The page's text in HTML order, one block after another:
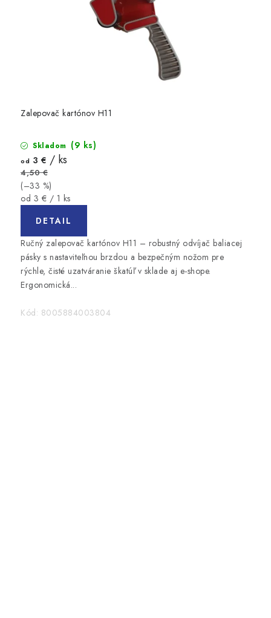
Zalepovač kartónov H11
Skladom (9 ks)
od 3 € / ks
4,50 €
(–33 %)
Jednotková
od 3 € / 1 ks
DETAIL
Ručný zalepovač kartónov H11 – robustný odvíjač baliacej
pásky s nastaviteľnou brzdou a bezpečným nožom pre
rýchle, čisté uzatváranie škatúľ v sklade aj e-shope.
Ergonomická...
Kód: 8005884003804